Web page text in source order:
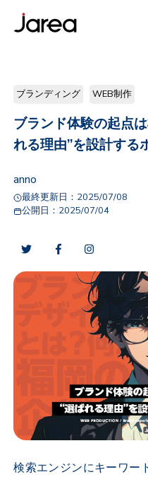
ブランディング WEB制作
ブランド体験の起点
れる理由”を設計する
anno
最終更新日： 2025/07/08
公開日： 2025/07/04
検索エンジンにキーワー